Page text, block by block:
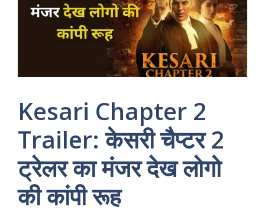
Kesari Chapter 2
Trailer: केसरी चैप्टर 2
ट्रेलर का मंजर देख लोगो
की कांपी रूह